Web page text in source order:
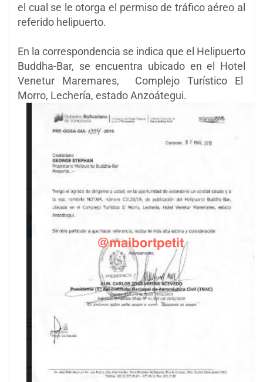
el cual se le otorga el permiso de tráfico aéreo al
referido helipuerto.
En la correspondencia se indica que el Helipuerto
Buddha-Bar, se encuentra ubicado en el Hotel
Venetur Maremares, Complejo Turístico El
Morro, Lechería, estado Anzoátegui.